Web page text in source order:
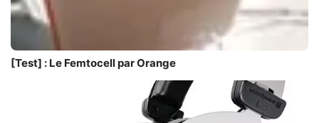
[Test] : Le Femtocell par Orange